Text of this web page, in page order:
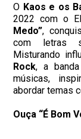
O Kaos e os
2022 com o
Medo”,
com letras
Misturando
Rock, a
músicas,
abordar temas
Ouça “É Bom